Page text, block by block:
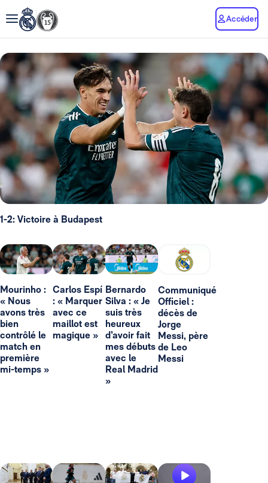
Accéder
1-2: Victoire à Budapest
Mourinho :
« Nous
avons très
bien
contrôlé le
match en
première
mi-temps »
Carlos Espí
: « Marquer
avec ce
maillot est
magique »
Bernardo
Silva : « Je
suis très
heureux
d’avoir fait
mes débuts
avec le
Real Madrid
»
Communiqué
Officiel :
décès de
Jorge
Messi, père
de Leo
Messi